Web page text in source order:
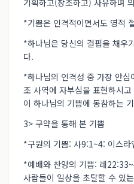
기획하고(창조하고) 사유하며
*기쁨은 인격적이면서도 영적
*하나님은 당신의 결핍을 채우
다.
*하나님의 인격성 중 가장 안
조 사역에 자부심을 표현하시
이 하나님의 기쁨에 동참하는
3> 구약을 통해 본 기쁨
*구원의 기쁨: 사9:1~4: 이스라
*예배와 찬양의 기쁨: 레
사람들이 일상을 초탈할 수 있